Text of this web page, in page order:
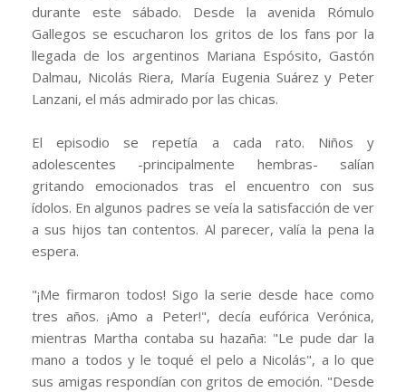
durante este sábado. Desde la avenida Rómulo
Gallegos se escucharon los gritos de los fans por la
llegada de los argentinos Mariana Espósito, Gastón
Dalmau, Nicolás Riera, María Eugenia Suárez y Peter
Lanzani, el más admirado por las chicas.
El episodio se repetía a cada rato. Niños y
adolescentes -principalmente hembras- salían
gritando emocionados tras el encuentro con sus
ídolos. En algunos padres se veía la satisfacción de ver
a sus hijos tan contentos. Al parecer, valía la pena la
espera.
"¡Me firmaron todos! Sigo la serie desde hace como
tres años. ¡Amo a Peter!", decía eufórica Verónica,
mientras Martha contaba su hazaña: "Le pude dar la
mano a todos y le toqué el pelo a Nicolás", a lo que
sus amigas respondían con gritos de emoción. "Desde